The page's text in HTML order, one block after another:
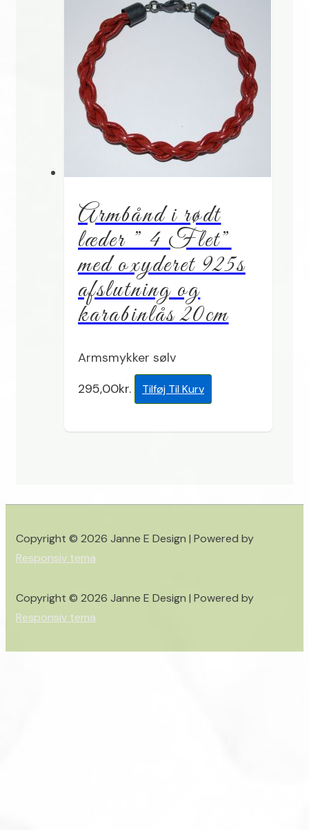
Armbånd i rødt
læder ” 4 Flet”
med oxyderet 925s
afslutning og
karabinlås 20cm
Armsmykker sølv
295,00kr. Tilføj Til Kurv
Copyright © 2026 Janne E Design | Powered by
Responsiv tema
Copyright © 2026 Janne E Design | Powered by
Responsiv tema